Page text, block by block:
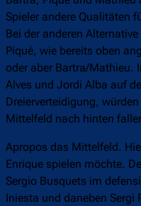
Spieler andere Qualitäten
Bei der anderen
Piqué, wie bereits oben
oder aber Bartra/Mathieu.
Alves und Jordi Alba auf
Dreierverteidigung,
Mittelfeld nach hinten
Apropos das Mittelfeld.
Enrique spielen möchte.
Sergio Busquets im
Iniesta und daneben Sergi